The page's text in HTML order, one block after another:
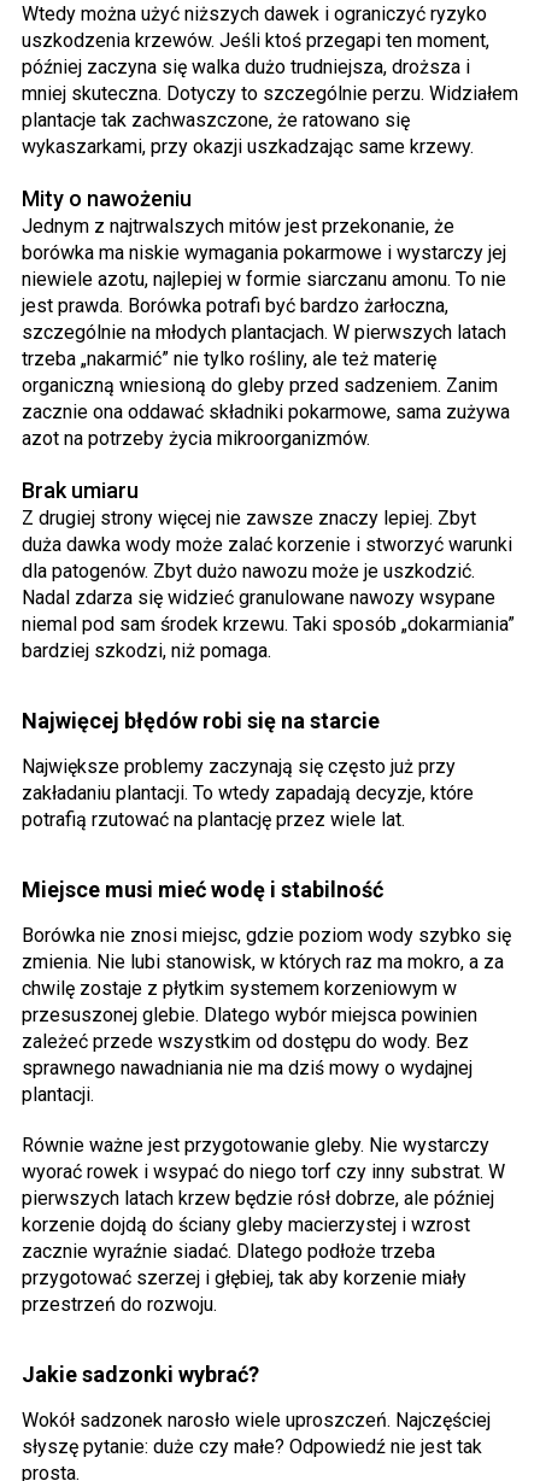
Wtedy można użyć niższych dawek i ograniczyć ryzyko
uszkodzenia krzewów. Jeśli ktoś przegapi ten moment,
później zaczyna się walka dużo trudniejsza, droższa i
mniej skuteczna. Dotyczy to szczególnie perzu. Widziałem
plantacje tak zachwaszczone, że ratowano się
wykaszarkami, przy okazji uszkadzając same krzewy.
Mity o nawożeniu
Jednym z najtrwalszych mitów jest przekonanie, że
borówka ma niskie wymagania pokarmowe i wystarczy jej
niewiele azotu, najlepiej w formie siarczanu amonu. To nie
jest prawda. Borówka potrafi być bardzo żarłoczna,
szczególnie na młodych plantacjach. W pierwszych latach
trzeba „nakarmić” nie tylko rośliny, ale też materię
organiczną wniesioną do gleby przed sadzeniem. Zanim
zacznie ona oddawać składniki pokarmowe, sama zużywa
azot na potrzeby życia mikroorganizmów.
Brak umiaru
Z drugiej strony więcej nie zawsze znaczy lepiej. Zbyt
duża dawka wody może zalać korzenie i stworzyć warunki
dla patogenów. Zbyt dużo nawozu może je uszkodzić.
Nadal zdarza się widzieć granulowane nawozy wsypane
niemal pod sam środek krzewu. Taki sposób „dokarmiania”
bardziej szkodzi, niż pomaga.
Najwięcej błędów robi się na starcie
Największe problemy zaczynają się często już przy
zakładaniu plantacji. To wtedy zapadają decyzje, które
potrafią rzutować na plantację przez wiele lat.
Miejsce musi mieć wodę i stabilność
Borówka nie znosi miejsc, gdzie poziom wody szybko się
zmienia. Nie lubi stanowisk, w których raz ma mokro, a za
chwilę zostaje z płytkim systemem korzeniowym w
przesuszonej glebie. Dlatego wybór miejsca powinien
zależeć przede wszystkim od dostępu do wody. Bez
sprawnego nawadniania nie ma dziś mowy o wydajnej
plantacji.
Równie ważne jest przygotowanie gleby. Nie wystarczy
wyorać rowek i wsypać do niego torf czy inny substrat. W
pierwszych latach krzew będzie rósł dobrze, ale później
korzenie dojdą do ściany gleby macierzystej i wzrost
zacznie wyraźnie siadać. Dlatego podłoże trzeba
przygotować szerzej i głębiej, tak aby korzenie miały
przestrzeń do rozwoju.
Jakie sadzonki wybrać?
Wokół sadzonek narosło wiele uproszczeń. Najczęściej
słyszę pytanie: duże czy małe? Odpowiedź nie jest tak
prosta.